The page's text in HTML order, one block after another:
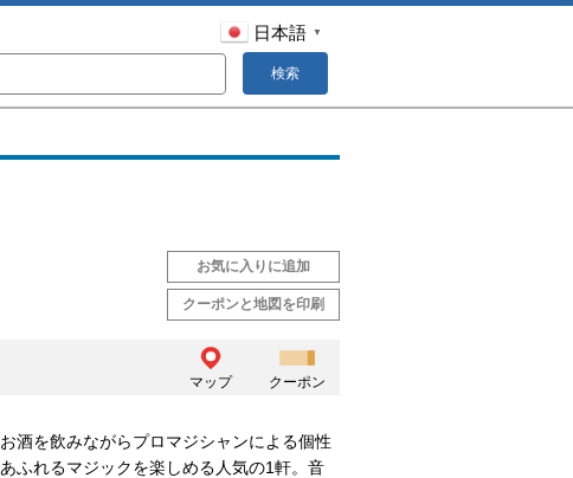
日本語 ▼
検索
お気に入りに追加
クーポンと地図を印刷
マップ クーポン
お酒を飲みながらプロマジシャンによる個性
あふれるマジックを楽しめる人気の1軒。音